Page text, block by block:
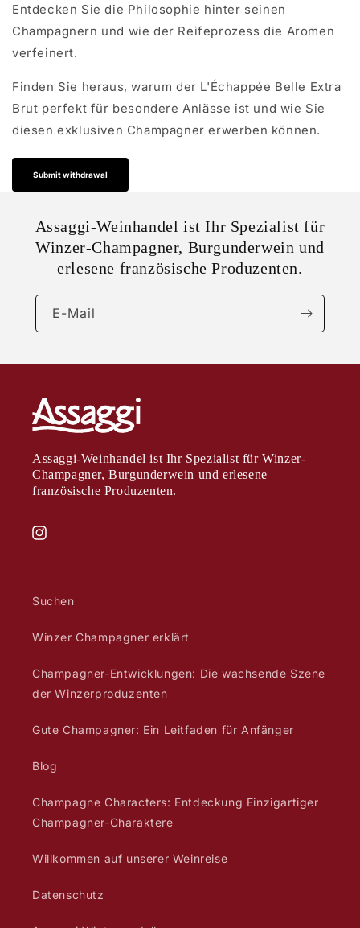
Entdecken Sie die Philosophie hinter seinen
Champagnern und wie der Reifeprozess die Aromen
verfeinert.
Finden Sie heraus, warum der L'Échappée Belle Extra
Brut perfekt für besondere Anlässe ist und wie Sie
diesen exklusiven Champagner erwerben können.
Submit withdrawal
Assaggi-Weinhandel ist Ihr Spezialist für
Winzer-Champagner, Burgunderwein und
erlesene französische Produzenten.
E-Mail
Assaggi-Weinhandel ist Ihr Spezialist für Winzer-
Champagner, Burgunderwein und erlesene
französische Produzenten.
Instagram
Suchen
Winzer Champagner erklärt
Champagner-Entwicklungen: Die wachsende Szene
der Winzerproduzenten
Gute Champagner: Ein Leitfaden für Anfänger
Blog
Champagne Characters: Entdeckung Einzigartiger
Champagner-Charaktere
Willkommen auf unserer Weinreise
Datenschutz